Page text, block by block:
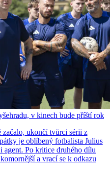
v kinech bude příští rok
začalo, ukončí tvůrci sérii z
je oblíbený fotbalista Julius
Po kritice druhého dílu
a vrací se k odkazu